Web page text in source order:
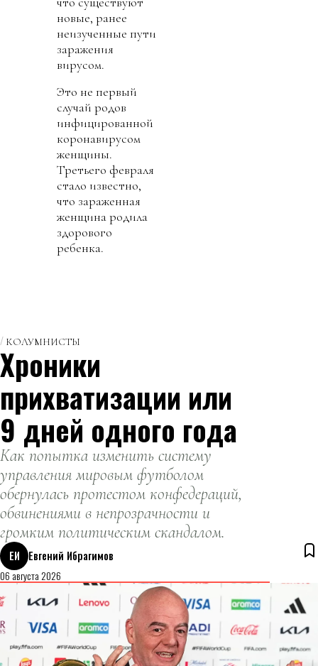
новые, ранее
неизученные пути
заражения
вирусом.
Это не первый
случай родов
инфицированной
коронавирусом
женщины.
Третьего февраля
стало известно,
что зараженная
женщина родила
здорового
ребенка.
КОЛУМНИСТЫ
Хроники
прихватизации или
9 дней одного года
Как попытка изменить систему
управления мировым футболом
обернулась протестом конфедераций,
обвинениями в непрозрачности и
громким политическим скандалом.
ЕИ
Евгений Ибрагимов
06 августа 2026